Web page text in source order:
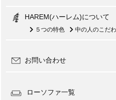
HAREM(ハーレム)について
５つの特色 中の人のこだ
お問い合わせ
ローソファ一覧